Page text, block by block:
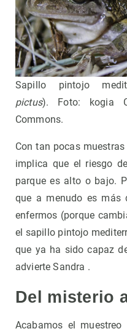
Sapillo pintojo
pictus). Foto: kogia
Commons.
Con tan pocas
implica que el riesgo
parque es alto o bajo.
que a menudo es más
enfermos (porque
el sapillo pintojo
que ya ha sido capaz
advierte Sandra .
Del misterio
Acabamos el